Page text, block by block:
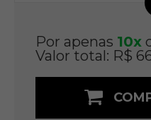
Por apenas 10x
Valor total: R$